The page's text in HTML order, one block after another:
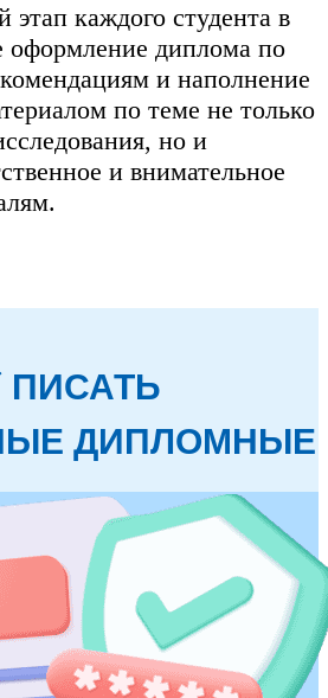
каждого студента в
оформление диплома по
и наполнение
по теме не только
но и
и внимательное
ПИСАТЬ
ДИПЛОМНЫЕ